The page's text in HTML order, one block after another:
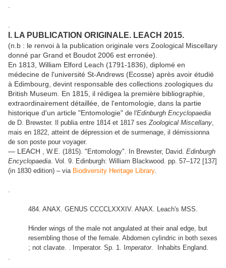
I. LA PUBLICATION ORIGINALE. LEACH 2015.
(n.b : le renvoi à la publication originale vers Zoological Miscellary
donné par Grand et Boudot 2006 est erronée).
En 1813, William Elford Leach (1791-1836), diplomé en
médecine de l'université St-Andrews (Ecosse) après avoir étudié
à Edimbourg, devint responsable des collections zoologiques du
British Museum. En 1815, il rédigea la première bibliographie,
extraordinairement détaillée, de l'entomologie, dans la partie
historique d'un article "Entomologie" de l'Edinburgh Encyclopaedia
de D. Brewster. Il publia entre 1814 et 1817 ses Zoological Miscellany
mais en 1822, atteint de dépression et de surmenage, il démissionna
de son poste pour voyager.
— LEACH , W.E. (1815). "Entomology". In Brewster, David. Edinburgh
Encyclopaedia . Vol. 9. Edinburgh: William Blackwood. pp. 57–172 [137]
(in 1830 edition) – via Biodiversity Heritage Library.
484. ANAX. GENUS CCCCLXXXIV. ANAX. Leach's MSS.
Hinder wings of the male not angulated at their anal edge, but
resembling those of the female. Abdomen cylindric in both sexes
; not clavate. . Imperator. Sp. 1. Imperator. Inhabits England.